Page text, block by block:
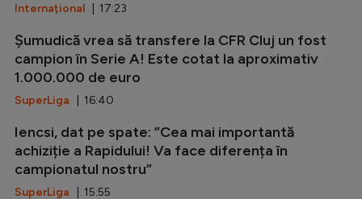
Internațional | 17:23
Șumudică vrea să transfere la CFR Cluj un fost
campion în Serie A! Este cotat la aproximativ
1.000.000 de euro
SuperLiga | 16:40
Iencsi, dat pe spate: ”Cea mai importantă
achiziție a Rapidului! Va face diferența în
campionatul nostru”
SuperLiga | 15:55